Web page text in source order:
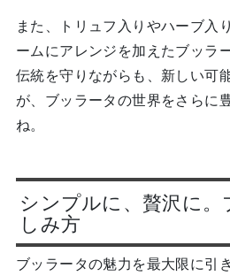
また、トリュフ入りやハーブ入
ームにアレンジを加えたブッラ
伝統を守りながらも、新しい可
が、ブッラータの世界をさらに
ね。
シンプルに、贅沢に
しみ方
ブッラータの魅力を最大限に引